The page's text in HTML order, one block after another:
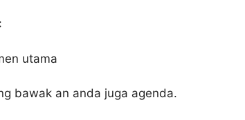
utama
bawak an anda juga agenda.